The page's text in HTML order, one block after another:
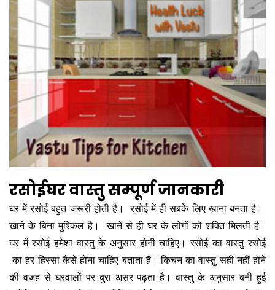
रसोईघर वास्तु सम्पूर्ण जानकारी
घर में रसोई बहुत जरूरी होती है। रसोई में ही सबके लिए खाना बनता है।
खाने के बिना मुश्किल है। खाने से ही घर के लोगों को शक्ति मिलती है।
घर में रसोई हमेशा वास्तु के अनुसार होनी चाहिए। रसोई का वास्तु रसोई
का हर हिस्सा कैसे होना चाहिए बताता है। किचन का वास्तु सही नहीं होने
की वजह से घरवालों पर बुरा असर पढ़ता है। वास्तु के अनुसार बनी हुई